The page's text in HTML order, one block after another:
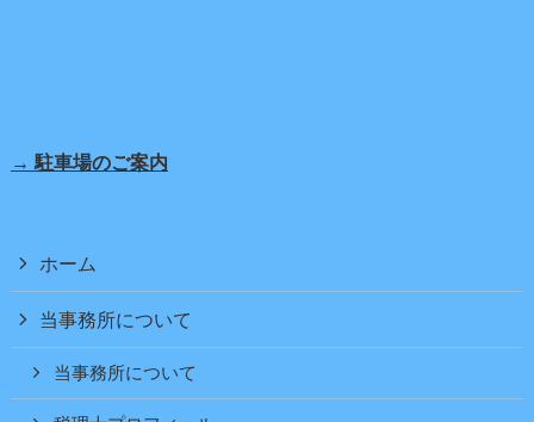
→ 駐車場のご案内
ホーム
当事務所について
当事務所について